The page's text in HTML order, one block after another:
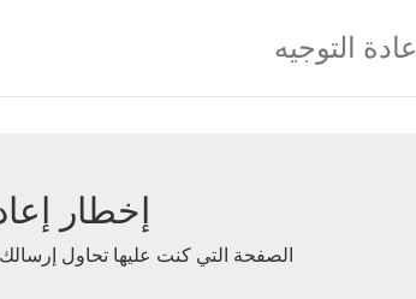
إعادة التوجيه
إخطار
الصفحة التي كنت عليها تحاول